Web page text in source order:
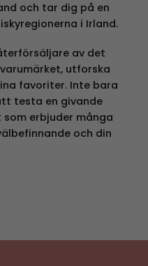
och tar dig på en
i Irland.
av det
utforska
favoriter. Inte bara
testa en givande
erbjuder många
och din